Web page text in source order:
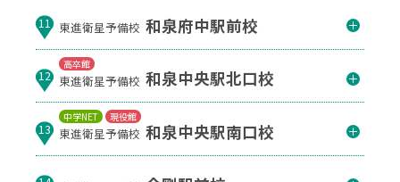
11 東進衛星予備校 和泉府中駅前校
高卒館
12 東進衛星予備校 和泉中央駅北口校
中学NET 現役館
13 東進衛星予備校 和泉中央駅南口校